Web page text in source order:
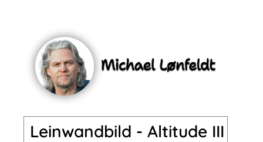
Leinwandbild - Altitude III